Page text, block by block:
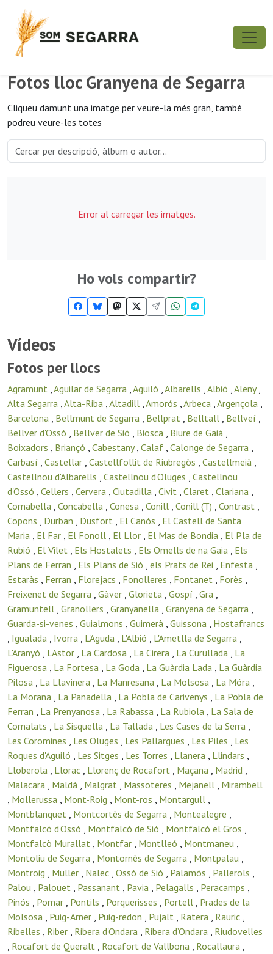
Fotos lloc Granyena de Segarra
Cliqueu damunt una imatge per veure-la més gran, també
podreu veure-les totes
Error al carregar les imatges.
Ho vols compartir?
Vídeos
Fotos per llocs
Agramunt ,Aguilar de Segarra ,Aguiló ,Albarells ,Albió ,Aleny,
Alta Segarra ,Alta-Riba ,Altadill ,Amorós ,Arbeca ,Argençola ,
Barcelona , Bellmunt de Segarra , Bellprat , Belltall , Bellveí ,
Bellver d'Ossó , Bellver de Sió , Biosca , Biure de Gaià ,
Boixadors , Briançó , Cabestany, Calaf , Calonge de Segarra ,
Carbasí , Castellar , Castellfollit de Riubregòs , Castellmeià ,
Castellnou d'Albarells , Castellnou d'Oluges , Castellnou
d'Ossó , Cellers , Cervera , Ciutadilla , Civit , Claret , Clariana ,
Comabella , Concabella , Conesa , Conill , Conill (T) , Contrast ,
Copons , Durban , Dusfort , El Canós , El Castell de Santa
Maria , El Far , El Fonoll , El Llor , El Mas de Bondia , El Pla de
Rubió , El Vilet , Els Hostalets , Els Omells de na Gaia , Els
Plans de Ferran , Els Plans de Sió , els Prats de Rei , Enfesta ,
Estaràs , Ferran , Florejacs , Fonolleres , Fontanet , Forès ,
Freixenet de Segarra , Gàver , Glorieta , Gospí , Gra ,
Gramuntell , Granollers , Granyanella , Granyena de Segarra ,
Guarda-si-venes , Guialmons , Guimerà , Guissona , Hostafrancs
, Igualada , Ivorra , L'Aguda , L'Albió , L'Ametlla de Segarra ,
L'Aranyó , L'Astor , La Cardosa , La Cirera , La Curullada , La
Figuerosa , La Fortesa , La Goda , La Guàrdia Lada , La Guàrdia
Pilosa , La Llavinera , La Manresana , La Molsosa , La Móra ,
La Morana , La Panadella , La Pobla de Carivenys , La Pobla de
Ferran , La Prenyanosa , La Rabassa , La Rubiola , La Sala de
Comalats , La Sisquella , La Tallada , Les Cases de la Serra ,
Les Coromines , Les Oluges , Les Pallargues , Les Piles , Les
Roques d'Aguiló , Les Sitges , Les Torres , Llanera , Llindars ,
Lloberola , Llorac , Llorenç de Rocafort , Maçana , Madrid ,
Malacara , Maldà , Malgrat , Massoteres , Mejanell , Mirambell
, Mollerussa , Mont-Roig , Mont-ros , Montargull ,
Montblanquet , Montcortès de Segarra , Montealegre ,
Montfalcó d'Ossó , Montfalcó de Sió , Montfalcó el Gros ,
Montfalcò Murallat , Montfar , Montlleó , Montmaneu ,
Montoliu de Segarra , Montornès de Segarra , Montpalau ,
Montroig , Muller , Nalec , Ossó de Sió , Palamós , Pallerols ,
Palou , Palouet , Passanant , Pavia , Pelagalls , Peracamps ,
Pinós , Pomar , Pontils , Porquerisses , Portell , Prades de la
Molsosa , Puig-Arner , Puig-redon , Pujalt , Ratera , Rauric ,
Ribelles , Riber , Ribera d'Ondara , Ribera d’Ondara , Riudovelles
, Rocafort de Queralt , Rocafort de Vallbona , Rocallaura ,